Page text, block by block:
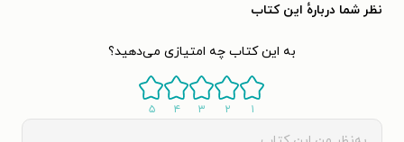
نظر شما دربارهٔ این کتاب
به این کتاب چه امتیازی می‌دهید؟
۱ ۲ ۳ ۴ ۵